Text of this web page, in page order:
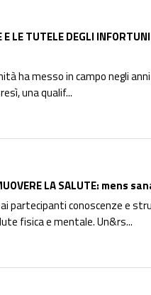
LE TUTELE DEGLI
ha messo in campo negli
una qualif...
LA SALUTE: mens
partecipanti conoscenze e
fisica e mentale. Un&rs...